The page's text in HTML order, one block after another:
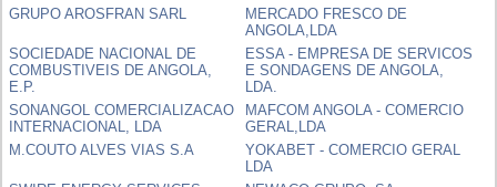
GRUPO AROSFRAN SARL
MERCADO FRESCO DE
ANGOLA,LDA
SOCIEDADE NACIONAL DE
COMBUSTIVEIS DE ANGOLA,
E.P.
ESSA - EMPRESA DE SERVICOS
E SONDAGENS DE ANGOLA,
LDA.
SONANGOL COMERCIALIZACAO
INTERNACIONAL, LDA
MAFCOM ANGOLA - COMERCIO
GERAL,LDA
M.COUTO ALVES VIAS S.A
YOKABET - COMERCIO GERAL
LDA